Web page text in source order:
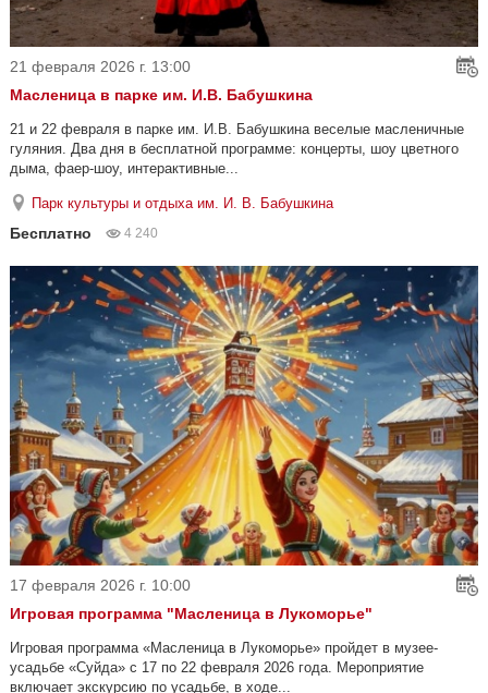
21 февраля 2026 г. 13:00
Масленица в парке им. И.В. Бабушкина
21 и 22 февраля в парке им. И.В. Бабушкина веселые масленичные
гуляния. Два дня в бесплатной программе: концерты, шоу цветного
дыма, фаер-шоу, интерактивные...
Парк культуры и отдыха им. И. В. Бабушкина
Бесплатно 4 240
17 февраля 2026 г. 10:00
Игровая программа "Масленица в Лукоморье"
Игровая программа «Масленица в Лукоморье» пройдет в музее-
усадьбе «Суйда» с 17 по 22 февраля 2026 года. Мероприятие
включает экскурсию по усадьбе, в ходе...